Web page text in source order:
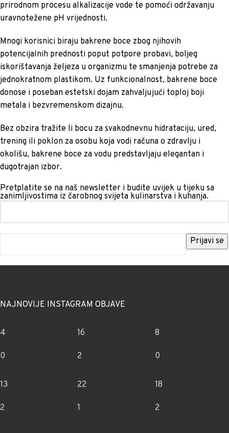
prirodnom procesu alkalizacije vode te pomoći održavanju
uravnotežene pH vrijednosti.
Mnogi korisnici biraju bakrene boce zbog njihovih
potencijalnih prednosti poput potpore probavi, boljeg
iskorištavanja željeza u organizmu te smanjenja potrebe za
jednokratnom plastikom. Uz funkcionalnost, bakrene boce
donose i poseban estetski dojam zahvaljujući toploj boji
metala i bezvremenskom dizajnu.
Bez obzira tražite li bocu za svakodnevnu hidrataciju, ured,
trening ili poklon za osobu koja vodi računa o zdravlju i
okolišu, bakrene boce za vodu predstavljaju elegantan i
dugotrajan izbor.
Pretplatite se na naš newsletter i budite uvijek u tijeku sa
zanimljivostima iz čarobnog svijeta kulinarstva i kuhanja.
NAJNOVIJE INSTAGRAM OBJAVE
4
0
16
2
8
0
13
2
22
1
18
2